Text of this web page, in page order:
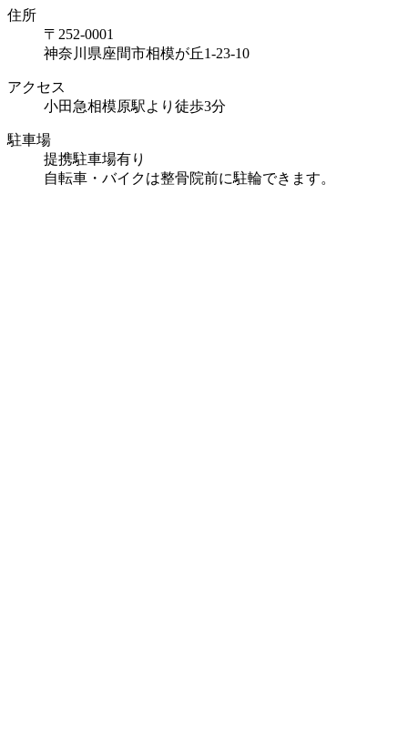
住所
〒252-0001
神奈川県座間市相模が丘1-23-10
アクセス
小田急相模原駅より徒歩3分
駐車場
提携駐車場有り
自転車・バイクは整骨院前に駐輪できます。